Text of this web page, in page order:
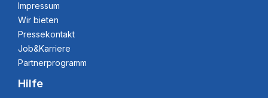
Impressum
Wir bieten
Pressekontakt
Job&Karriere
Partnerprogramm
Hilfe